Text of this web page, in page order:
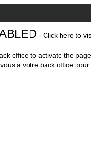
- Click here to
office to activate the
à votre back office